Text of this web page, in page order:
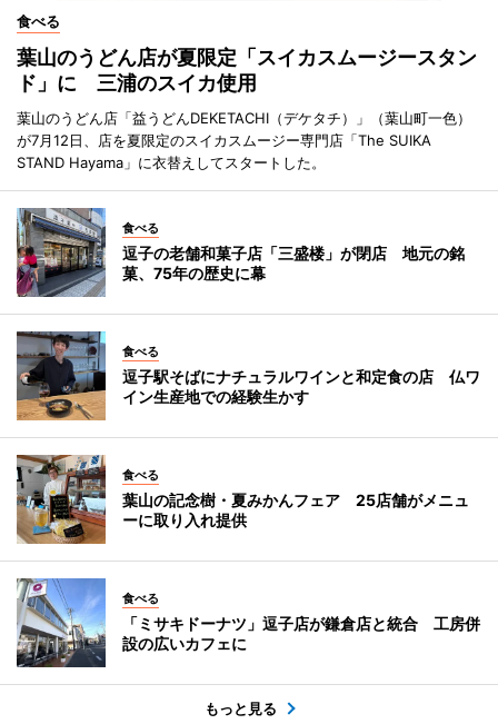
食べる
葉山のうどん店が夏限定「スイカスムージースタン
ド」に 三浦のスイカ使用
葉山のうどん店「益うどんDEKETACHI（デケタチ）」（葉山町一色）
が7月12日、店を夏限定のスイカスムージー専門店「The SUIKA
STAND Hayama」に衣替えしてスタートした。
食べる
逗子の老舗和菓子店「三盛楼」が閉店 地元の銘
菓、75年の歴史に幕
食べる
逗子駅そばにナチュラルワインと和定食の店 仏ワ
イン生産地での経験生かす
食べる
葉山の記念樹・夏みかんフェア 25店舗がメニュ
ーに取り入れ提供
食べる
「ミサキドーナツ」逗子店が鎌倉店と統合 工房併
設の広いカフェに
もっと見る